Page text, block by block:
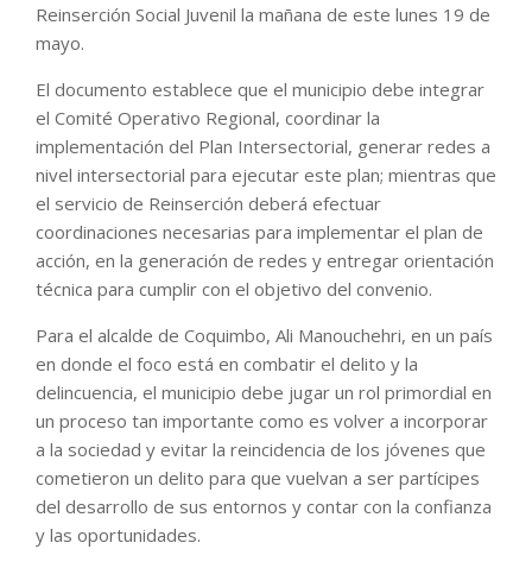
Reinserción Social Juvenil la mañana de este lunes 19 de
mayo.
El documento establece que el municipio debe integrar
el Comité Operativo Regional, coordinar la
implementación del Plan Intersectorial, generar redes a
nivel intersectorial para ejecutar este plan; mientras que
el servicio de Reinserción deberá efectuar
coordinaciones necesarias para implementar el plan de
acción, en la generación de redes y entregar orientación
técnica para cumplir con el objetivo del convenio.
Para el alcalde de Coquimbo, Ali Manouchehri, en un país
en donde el foco está en combatir el delito y la
delincuencia, el municipio debe jugar un rol primordial en
un proceso tan importante como es volver a incorporar
a la sociedad y evitar la reincidencia de los jóvenes que
cometieron un delito para que vuelvan a ser partícipes
del desarrollo de sus entornos y contar con la confianza
y las oportunidades.